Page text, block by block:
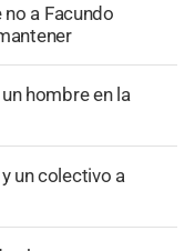
a Facundo
hombre en la
un colectivo a